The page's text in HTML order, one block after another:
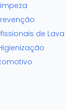
de